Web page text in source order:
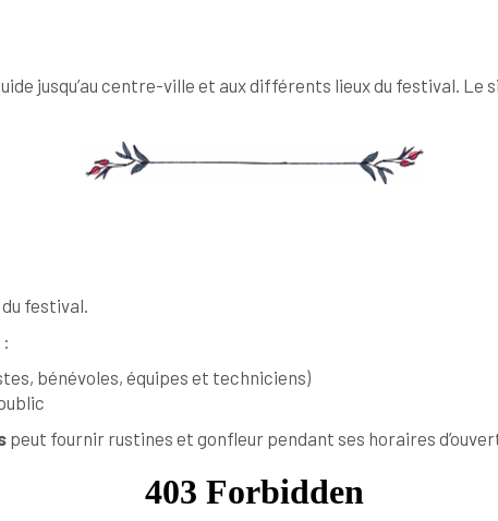
jusqu’au centre-ville et aux différents lieux du festival. Le
festival.
bénévoles, équipes et techniciens)
peut fournir rustines et gonfleur pendant ses horaires